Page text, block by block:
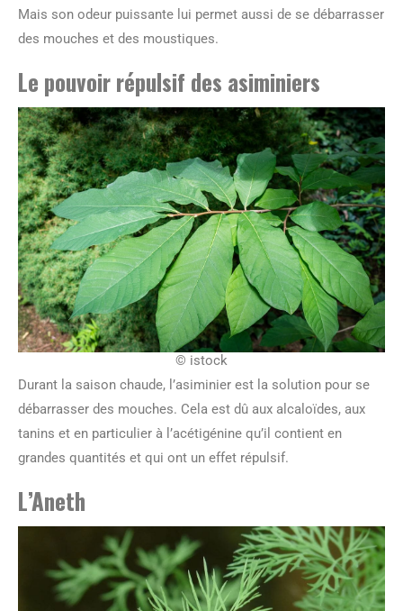
Mais son odeur puissante lui permet aussi de se débarrasser
des mouches et des moustiques.
Le pouvoir répulsif des asiminiers
© istock
Durant la saison chaude, l’asiminier est la solution pour se
débarrasser des mouches. Cela est dû aux alcaloïdes, aux
tanins et en particulier à l’acétigénine qu’il contient en
grandes quantités et qui ont un effet répulsif.
L’Aneth